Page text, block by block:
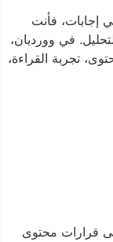
إجابات، فأنت
في وورديان،
تجربة القراءة،
قرارات محتوى